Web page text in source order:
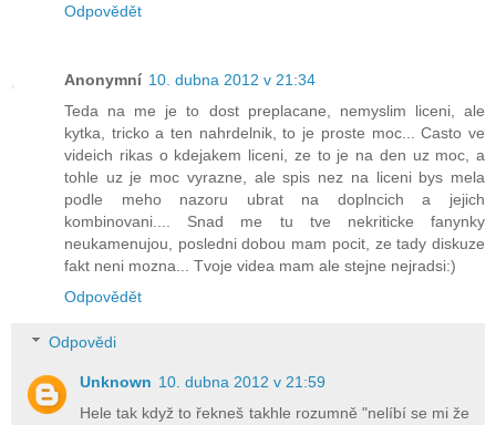
Odpovědět
Anonymní 10. dubna 2012 v 21:34
Teda na me je to dost preplacane, nemyslim liceni, ale
kytka, tricko a ten nahrdelnik, to je proste moc... Casto ve
videich rikas o kdejakem liceni, ze to je na den uz moc, a
tohle uz je moc vyrazne, ale spis nez na liceni bys mela
podle meho nazoru ubrat na doplncich a jejich
kombinovani.... Snad me tu tve nekriticke fanynky
neukamenujou, posledni dobou mam pocit, ze tady diskuze
fakt neni mozna... Tvoje videa mam ale stejne nejradsi:)
Odpovědět
Odpovědi
Unknown 10. dubna 2012 v 21:59
Hele tak když to řekneš takhle rozumně "nelíbí se mi že